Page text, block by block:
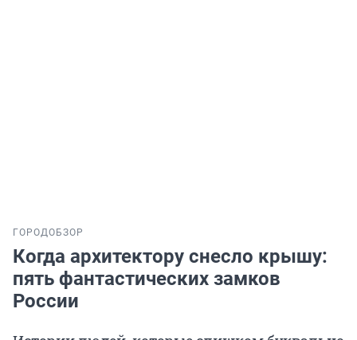
ГОРОДОБЗОР
Когда архитектору снесло крышу:
пять фантастических замков
России